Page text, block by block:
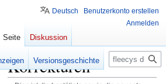
Korrekturen
Deutsch
Benutzerkonto erstellen
Anmelden
Seite Diskussion
Versionsgeschichte Suche